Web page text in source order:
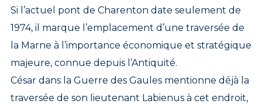
Si l’actuel pont de Charenton date seulement de
1974, il marque l’emplacement d’une traversée de
la Marne à l’importance économique et stratégique
majeure, connue depuis l’Antiquité.
César dans la Guerre des Gaules mentionne déjà la
traversée de son lieutenant Labienus à cet endroit,